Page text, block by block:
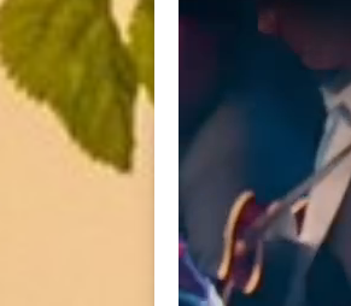
BACK